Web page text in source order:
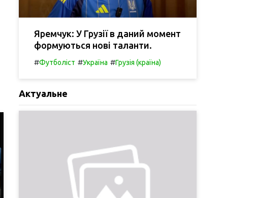
Яремчук: У Грузії в даний момент
формуються нові таланти.
#Футболіст #Україна #Грузія (країна)
Актуальне